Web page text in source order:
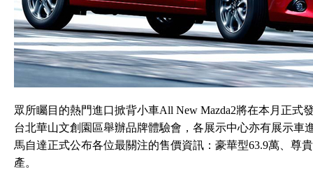
眾所矚目的熱門進口掀背小車All New Mazda2將在本月正式
台北華山文創園區舉辦品牌體驗會，各展示中心亦有展示車
馬自達正式公布各位最關注的售價資訊：豪華型63.9萬、尊
產。